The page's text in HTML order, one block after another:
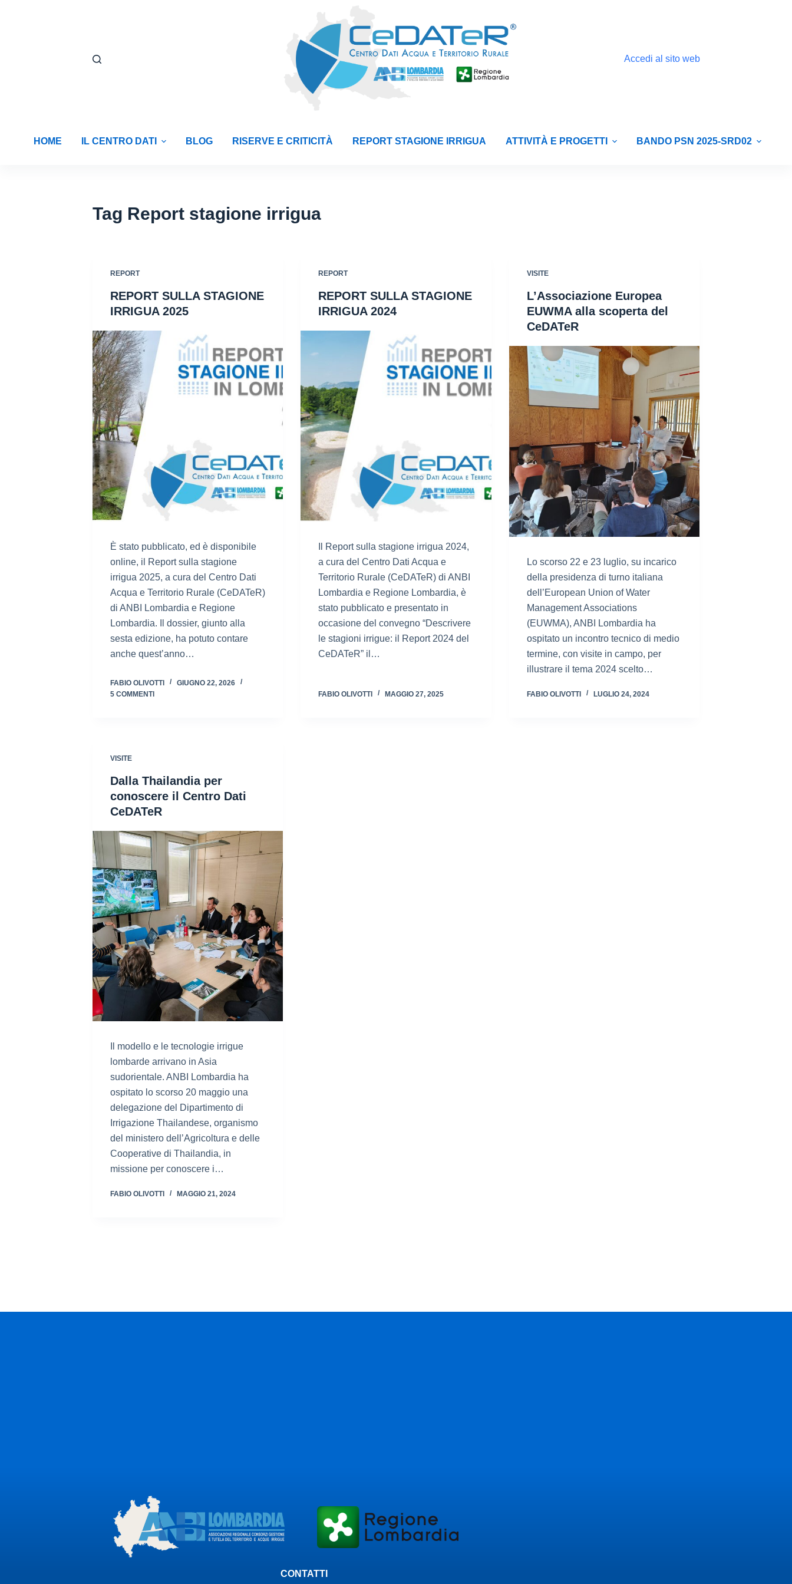
Accedi al sito web
HOME IL CENTRO DATI BLOG RISERVE E CRITICITÀ REPORT STAGIONE IRRIGUA ATTIVITÀ E PROGETTI BANDO PSN 2025-SRD02
Tag Report stagione irrigua
REPORT
REPORT SULLA STAGIONE
IRRIGUA 2025
È stato pubblicato, ed è disponibile
online, il Report sulla stagione
irrigua 2025, a cura del Centro Dati
Acqua e Territorio Rurale (CeDATeR)
di ANBI Lombardia e Regione
Lombardia. Il dossier, giunto alla
sesta edizione, ha potuto contare
anche quest’anno…
FABIO OLIVOTTI
GIUGNO 22, 2026
5 COMMENTI
REPORT
REPORT SULLA STAGIONE
IRRIGUA 2024
Il Report sulla stagione irrigua 2024,
a cura del Centro Dati Acqua e
Territorio Rurale (CeDATeR) di ANBI
Lombardia e Regione Lombardia, è
stato pubblicato e presentato in
occasione del convegno “Descrivere
le stagioni irrigue: il Report 2024 del
CeDATeR” il…
FABIO OLIVOTTI MAGGIO 27, 2025
VISITE
L’Associazione Europea
EUWMA alla scoperta del
CeDATeR
Lo scorso 22 e 23 luglio, su incarico
della presidenza di turno italiana
dell’European Union of Water
Management Associations
(EUWMA), ANBI Lombardia ha
ospitato un incontro tecnico di medio
termine, con visite in campo, per
illustrare il tema 2024 scelto…
FABIO OLIVOTTI LUGLIO 24, 2024
VISITE
Dalla Thailandia per
conoscere il Centro Dati
CeDATeR
Il modello e le tecnologie irrigue
lombarde arrivano in Asia
sudorientale. ANBI Lombardia ha
ospitato lo scorso 20 maggio una
delegazione del Dipartimento di
Irrigazione Thailandese, organismo
del ministero dell’Agricoltura e delle
Cooperative di Thailandia, in
missione per conoscere i…
FABIO OLIVOTTI MAGGIO 21, 2024
Fai l'accesso alla
piattaforma
CONTATTI